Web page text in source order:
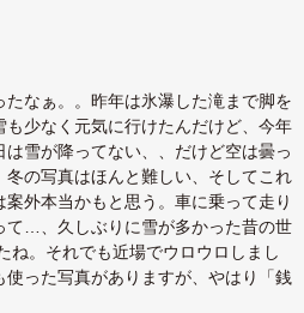
なぁ。。昨年は氷瀑した滝まで脚を
少なく元気に行けたんだけど、今年
雪が降ってない、、だけど空は曇っ
の写真はほんと難しい、そしてこれ
外本当かもと思う。車に乗って走り
て…、久しぶりに雪が多かった昔の世
ね。それでも近場でウロウロしまし
った写真がありますが、やはり「銭